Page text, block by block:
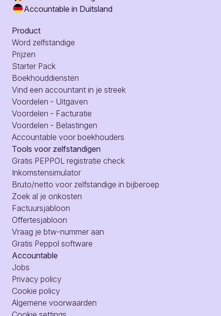
Accountable in Duitsland
Product
Word zelfstandige
Prijzen
Starter Pack
Boekhouddiensten
Vind een accountant in je streek
Voordelen - Uitgaven
Voordelen - Facturatie
Voordelen - Belastingen
Accountable voor boekhouders
Tools voor zelfstandigen
Gratis PEPPOL registratie check
Inkomstensimulator
Bruto/netto voor zelfstandige in bijberoep
Zoek al je onkosten
Factuursjabloon
Offertesjabloon
Vraag je btw-nummer aan
Gratis Peppol software
Accountable
Jobs
Privacy policy
Cookie policy
Algemene voorwaarden